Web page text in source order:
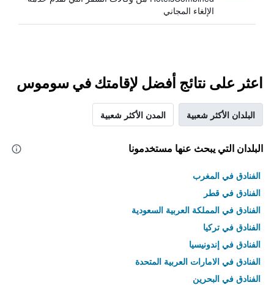
الإلغاء المجاني
اعثر على نتائج أفضل لإقامتك في سوموس
البلدان الأكثر شعبية المدن الأكثر شعبية
البلدان التي يبحث عنها مستخدمونا
الفنادق في المغرب
الفنادق في قطر
الفنادق في المملكة العربية السعودية
الفنادق في تركيا
الفنادق في إندونيسيا
الفنادق في الامارات العربية المتحدة
الفنادق في البحرين